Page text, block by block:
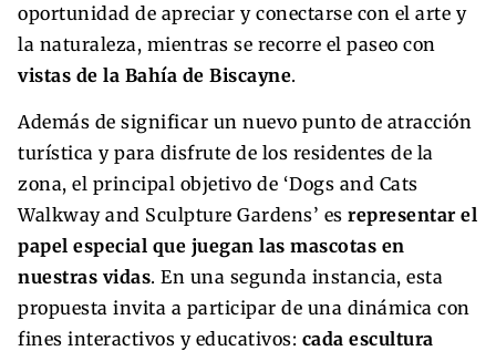
oportunidad de apreciar y conectarse con el arte y
la naturaleza, mientras se recorre el paseo con
vistas de la Bahía de Biscayne.
Además de significar un nuevo punto de atracción
turística y para disfrute de los residentes de la
zona, el principal objetivo de ‘Dogs and Cats
Walkway and Sculpture Gardens’ es representar el
papel especial que juegan las mascotas en
nuestras vidas. En una segunda instancia, esta
propuesta invita a participar de una dinámica con
fines interactivos y educativos: cada escultura